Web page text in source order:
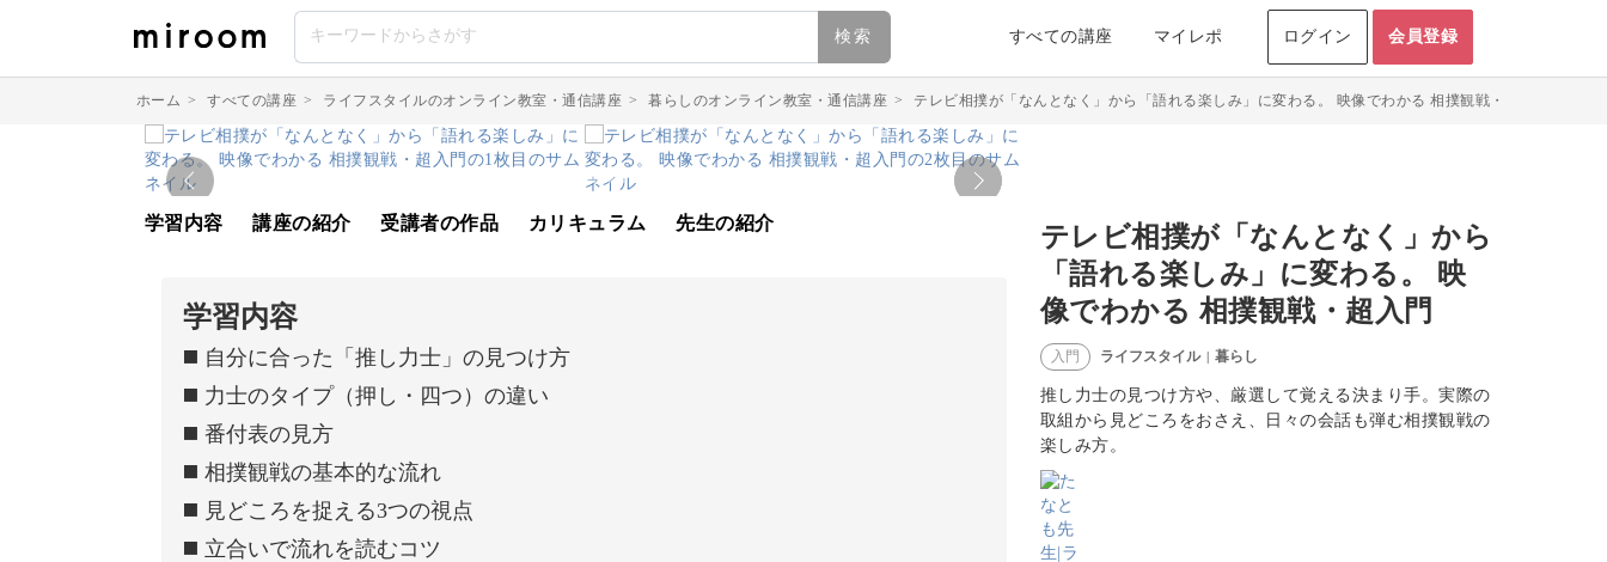
検索 すべての講座 マイレポ ログイン 会員登録
ホーム > すべての講座 > ライフスタイルのオンライン教室・通信講座 > 暮らしのオンライン教室・通信講座 > テレビ相撲が「なんとなく」から「語れる楽しみ」に変わる。 映像でわかる 相撲観戦・超入門
テレビ相撲が「なんとなく」から
「語れる楽しみ」に変わる。 映
像でわかる 相撲観戦・超入門
入門 ライフスタイル | 暮らし
推し力士の見つけ方や、厳選して覚える決まり手。実際の
取組から見どころをおさえ、日々の会話も弾む相撲観戦の
楽しみ方。
学習内容 講座の紹介 受講者の作品 カリキュラム 先生の紹介
学習内容
◼️ 自分に合った「推し力士」の見つけ方
◼️ 力士のタイプ（押し・四つ）の違い
◼️ 番付表の見方
◼️ 相撲観戦の基本的な流れ
◼️ 見どころを捉える3つの視点
◼️ 立合いで流れを読むコツ